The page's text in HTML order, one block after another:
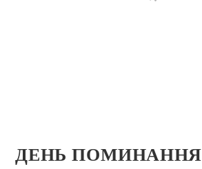
ДЕНЬ ПОМИНАННЯ